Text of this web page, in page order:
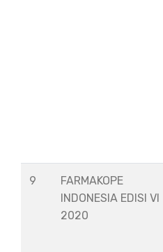
9
FARMAKOPE
INDONESIA EDISI VI
2020